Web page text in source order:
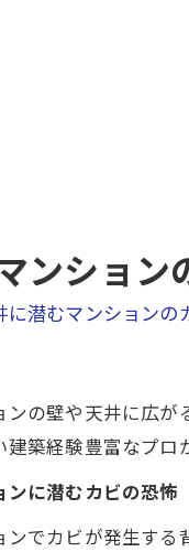
ンション
に潜むマンションの
ンの壁や天井に広が
建築経験豊富なプロ
ンに潜むカビの恐怖
ンでカビが発生する